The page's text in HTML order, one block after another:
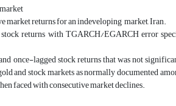
market returns for an indeveloping market, Iran.
returns with TGARCH/EGARCH error
once-lagged stock returns that was not
and stock markets as normally documented
faced with consecutive market declines.